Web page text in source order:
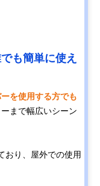
も簡単に使え
を使用する方でも
ーまで幅広いシーン
おり、屋外での使用